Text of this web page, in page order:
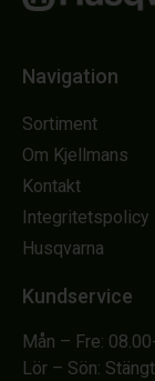
Navigation
Sortiment
Om Kjellmans
Kontakt
Integritetspolicy
Husqvarna
Kundservice
Mån – Fre:
Lör – Sön: Stängt